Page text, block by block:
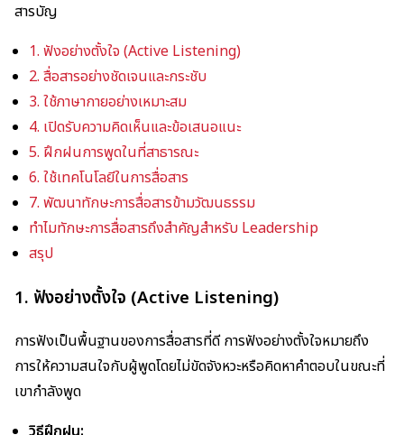
สารบัญ
1. ฟังอย่างตั้งใจ (Active Listening)
2. สื่อสารอย่างชัดเจนและกระชับ
3. ใช้ภาษากายอย่างเหมาะสม
4. เปิดรับความคิดเห็นและข้อเสนอแนะ
5. ฝึกฝนการพูดในที่สาธารณะ
6. ใช้เทคโนโลยีในการสื่อสาร
7. พัฒนาทักษะการสื่อสารข้ามวัฒนธรรม
ทำไมทักษะการสื่อสารถึงสำคัญสำหรับ Leadership
สรุป
1. ฟังอย่างตั้งใจ (Active Listening)
การฟังเป็นพื้นฐานของการสื่อสารที่ดี การฟังอย่างตั้งใจหมายถึง
การให้ความสนใจกับผู้พูดโดยไม่ขัดจังหวะหรือคิดหาคำตอบในขณะที่
เขากำลังพูด